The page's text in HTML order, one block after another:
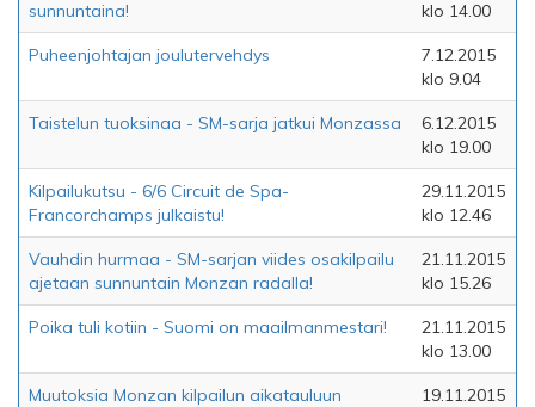
sunnuntaina!
klo 14.00
Puheenjohtajan joulutervehdys
7.12.2015
klo 9.04
Taistelun tuoksinaa - SM-sarja jatkui Monzassa
6.12.2015
klo 19.00
Kilpailukutsu - 6/6 Circuit de Spa-
Francorchamps julkaistu!
29.11.2015
klo 12.46
Vauhdin hurmaa - SM-sarjan viides osakilpailu
ajetaan sunnuntain Monzan radalla!
21.11.2015
klo 15.26
Poika tuli kotiin - Suomi on maailmanmestari!
21.11.2015
klo 13.00
Muutoksia Monzan kilpailun aikatauluun
19.11.2015